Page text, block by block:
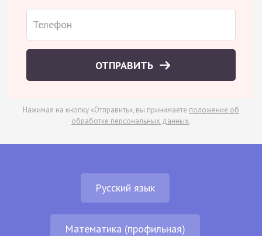
ОТПРАВИТЬ
Нажимая на кнопку «Отправить», вы принимаете положение об
обработке персональных данных.
Русский язык
Математика (профильная)